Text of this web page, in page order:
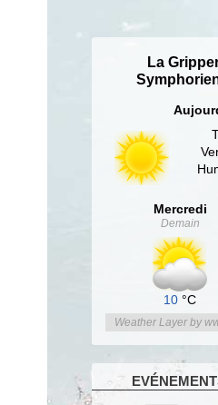
La
Mercredi
Demain
10 °C
Weather Layer by